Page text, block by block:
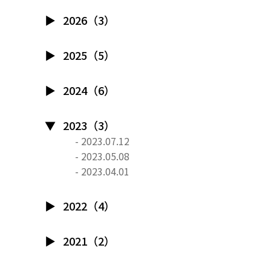
2026（3）
2025（5）
2024（6）
2023（3）
- 2023.07.12
- 2023.05.08
- 2023.04.01
2022（4）
2021（2）